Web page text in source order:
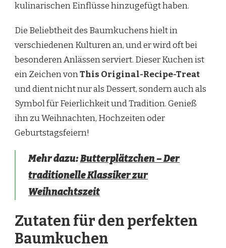
kulinarischen Einflüsse hinzugefügt haben.
Die Beliebtheit des Baumkuchens hielt in
verschiedenen Kulturen an, und er wird oft bei
besonderen Anlässen serviert. Dieser Kuchen ist
ein Zeichen vonThis Original-Recipe-Treat
und dient nicht nur als Dessert, sondern auch als
Symbol für Feierlichkeit und Tradition. Genieß
ihn zu Weihnachten, Hochzeiten oder
Geburtstagsfeiern!
Mehr dazu:Butterplätzchen – Der
traditionelle Klassiker zur
Weihnachtszeit
Zutaten für den perfekten
Baumkuchen